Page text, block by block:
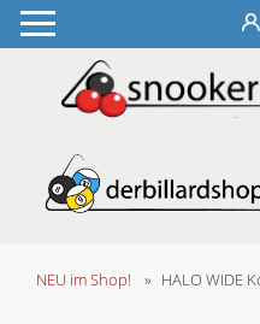
NEU im Shop! » HALO WIDE